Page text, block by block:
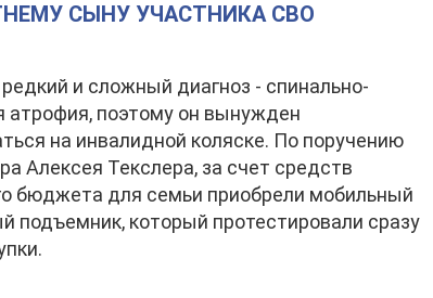
СЫНУ УЧАСТНИКА СВО
и сложный диагноз - спинально-
поэтому он вынужден
на инвалидной коляске. По поручению
Алексея Текслера, за счет средств
бюджета для семьи приобрели мобильный
подъемник, который протестировали сразу